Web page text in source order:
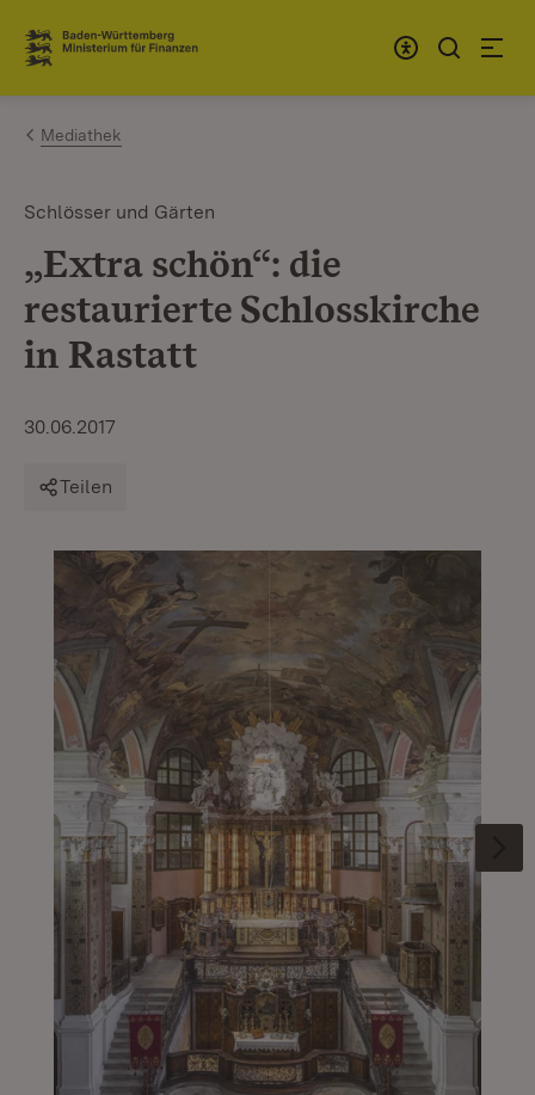
Zum Inhalt springen
Link zur Startseite
Mediathek
Schlösser und Gärten
„Extra schön“: die
restaurierte Schlosskirche
in Rastatt
30.06.2017
Teilen